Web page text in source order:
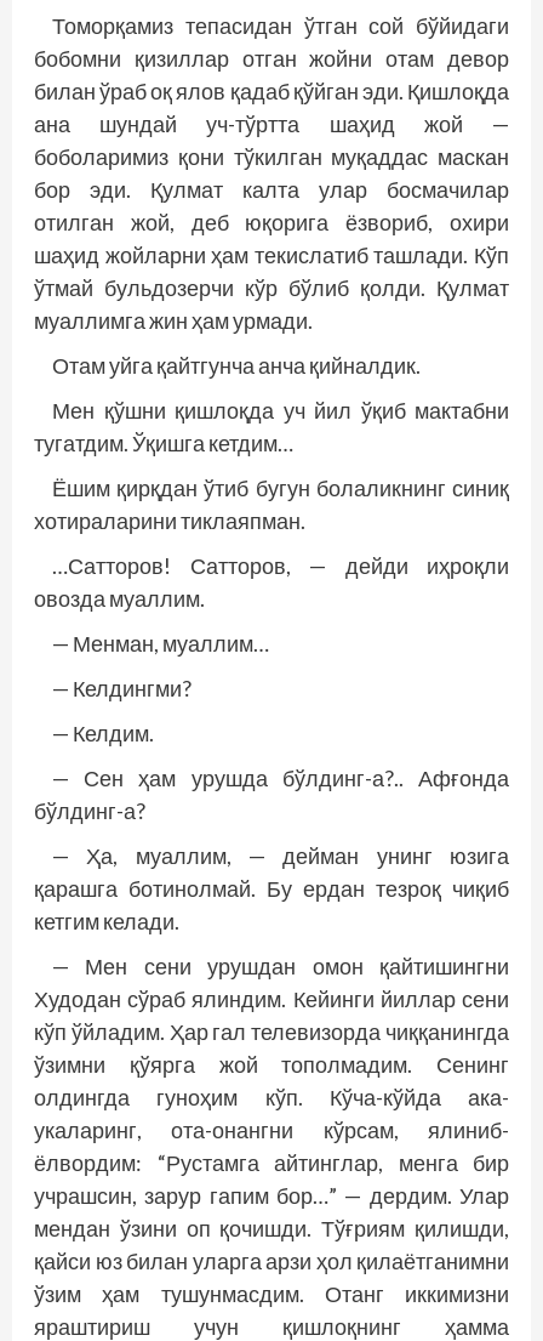
Томорқамиз тепасидан ўтган сой бўйидаги
бобомни қизиллар отган жойни отам девор
билан ўраб оқ ялов қадаб қўйган эди. Қиш­лоқда
ана шундай уч-тўртта шаҳид жой —
боболаримиз қони тўкилган муқаддас маскан
бор эди. Қулмат калта улар босмачилар
отилган жой, деб юқорига ёзвориб, охири
шаҳид жойларни ҳам текислатиб ташлади. Кўп
ўтмай бульдозерчи кўр бўлиб қолди. Қулмат
муаллимга жин ҳам урмади.
Отам уйга қайтгунча анча қийналдик.
Мен қўшни қишлоқда уч йил ўқиб мактабни
тугатдим. Ўқишга кетдим…
Ёшим қирқдан ўтиб бугун болаликнинг синиқ
хотираларини тиклаяпман.
…Сатторов! Сатторов, — дейди иҳроқли
овозда муаллим.
— Менман, муаллим…
— Келдингми?
— Келдим.
— Сен ҳам урушда бўлдинг-а?.. Афғонда
бўлдинг-а?
— Ҳа, муаллим, — дейман унинг юзига
қарашга ботинолмай. Бу ердан тезроқ чиқиб
кетгим келади.
— Мен сени урушдан омон қайтишингни
Худодан сўраб ялиндим. Кейинги йиллар сени
кўп ўйладим. Ҳар гал телевизорда чиққанингда
ўзимни қўярга жой тополмадим. Сенинг
олдингда гуноҳим кўп. Кўча-кўйда ака-
укаларинг, ота-онангни кўрсам, ялиниб-
ёлвордим: “Рустамга айтинглар, менга бир
учрашсин, зарур гапим бор…” — дердим. Улар
мендан ўзини оп қочишди. Тўғриям қилишди,
қайси юз билан уларга арзи ҳол қилаётганимни
ўзим ҳам тушунмасдим. Отанг иккимизни
яраштириш учун қишлоқнинг ҳамма